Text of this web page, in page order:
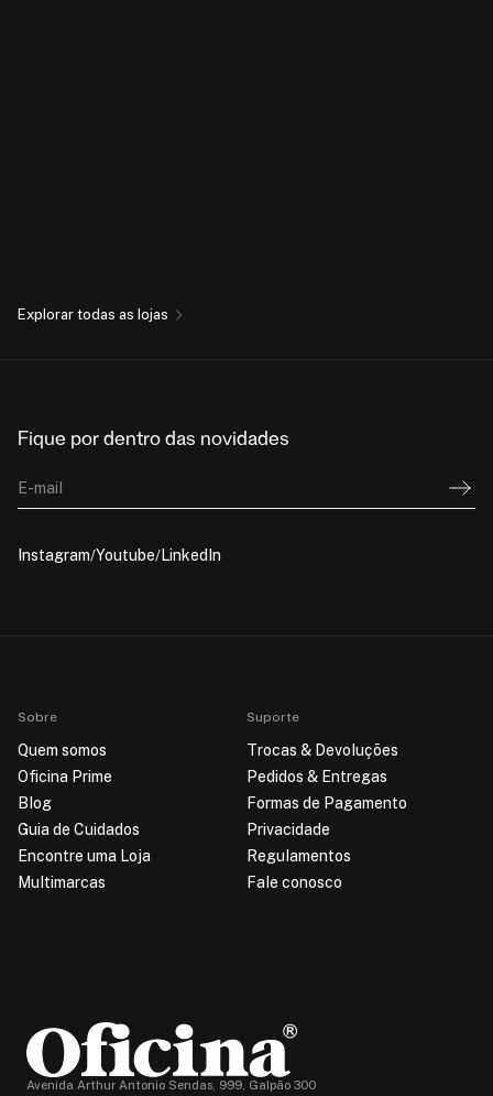
Explorar todas as lojas
Fique por dentro das novidades
E-mail
Instagram Youtube LinkedIn
Sobre
Quem somos
Oficina Prime
Blog
Guia de Cuidados
Encontre uma Loja
Multimarcas
Suporte
Trocas & Devoluções
Pedidos & Entregas
Formas de Pagamento
Privacidade
Regulamentos
Fale conosco
Avenida Arthur Antonio Sendas, 999, Galpão 300